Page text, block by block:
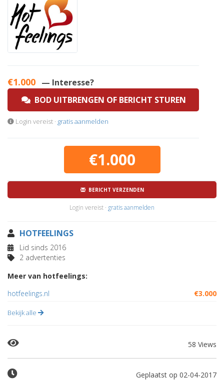
€1.000 — Interesse?
BOD UITBRENGEN OF BERICHT STUREN
Login vereist · gratis aanmelden
€1.000
BERICHT VERZENDEN
Login vereist · gratis aanmelden
HOTFEELINGS
Lid sinds 2016
2 advertenties
Meer van hotfeelings:
hotfeelings.nl
€3.000
Bekijk alle
58 Views
Geplaatst op 02-04-2017